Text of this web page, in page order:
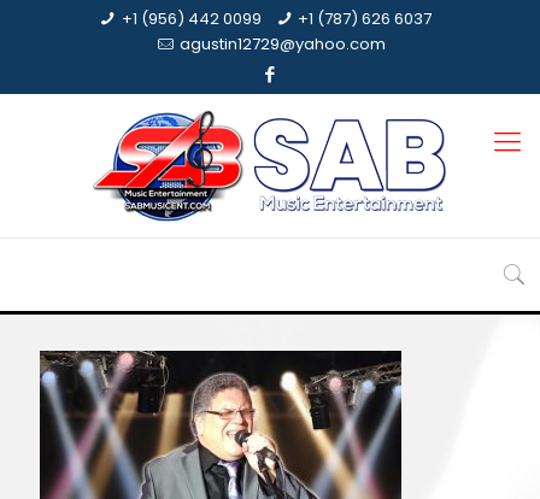
+1 (956) 442 0099
+1 (787) 626 6037
agustin12729@yahoo.com